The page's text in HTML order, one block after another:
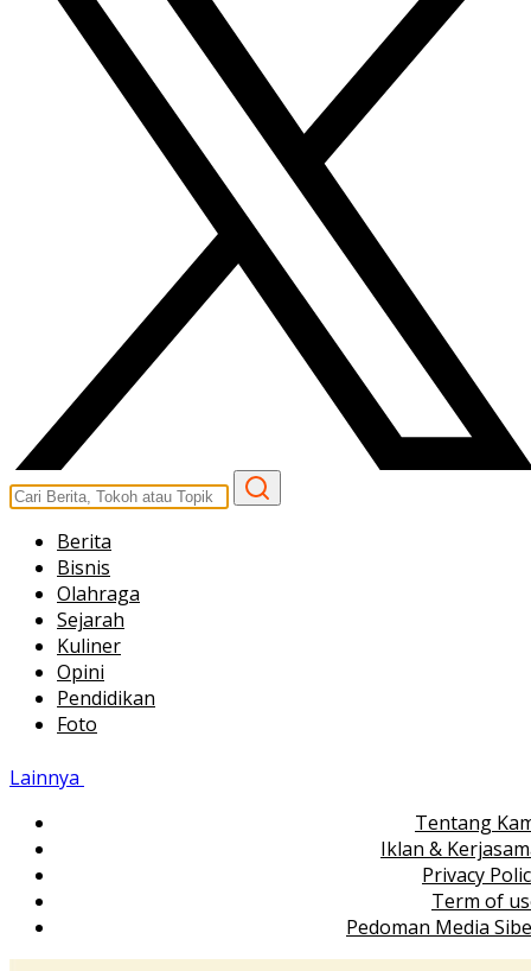
Berita
Bisnis
Olahraga
Sejarah
Kuliner
Opini
Pendidikan
Foto
Lainnya
Tentang
Iklan &
Privacy
Term of
Pedoman Media